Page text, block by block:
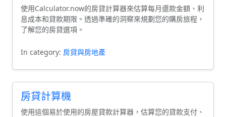
使用Calculator.now的房貸計算器來估算每月還款金額、利
息成本和貸款期限。透過準確的洞察來規劃您的購房旅程，
了解您的房貸選項。
In category: 房貸與房地產
房貸計算機
使用這個易於使用的房屋貸款計算器，估算您的貸款支付、